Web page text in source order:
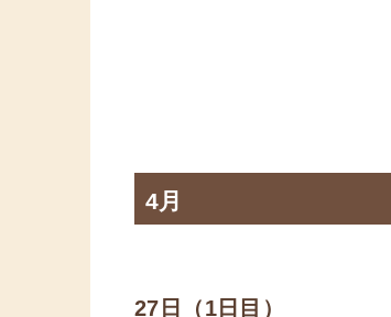
4月
27日（1日目）